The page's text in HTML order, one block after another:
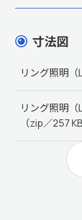
寸法図
リング照明
リング照明
（zip／257 KB